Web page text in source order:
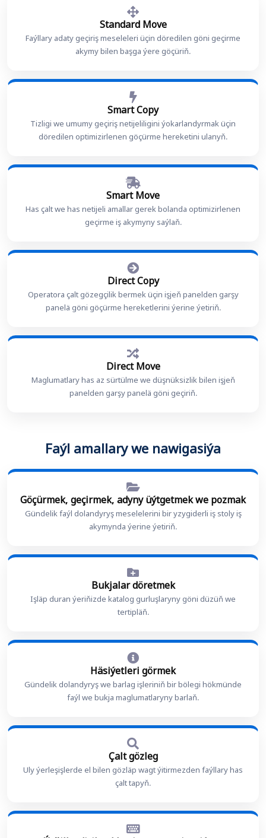
Standard Move
Faýllary adaty geçiriş meseleleri üçin döredilen göni geçirme
akymy bilen başga ýere göçüriň.
Smart Copy
Tizligi we umumy geçiriş netijeliligini ýokarlandyrmak üçin
döredilen optimizirlenen göçürme hereketini ulanyň.
Smart Move
Has çalt we has netijeli amallar gerek bolanda optimizirlenen
geçirme iş akymyny saýlaň.
Direct Copy
Operatora çalt gözegçilik bermek üçin işjeň panelden garşy
panelä göni göçürme hereketlerini ýerine ýetiriň.
Direct Move
Maglumatlary has az sürtülme we düşnüksizlik bilen işjeň
panelden garşy panelä göni geçiriň.
Faýl amallary we nawigasiýa
Göçürmek, geçirmek, adyny üýtgetmek we pozmak
Gündelik faýl dolandyryş meselelerini bir yzygiderli iş stoly iş
akymynda ýerine ýetiriň.
Bukjalar döretmek
Işläp duran ýeriňizde katalog gurluşlaryny göni düzüň we
tertipläň.
Häsiýetleri görmek
Gündelik dolandyryş we barlag işleriniň bir bölegi hökmünde
faýl we bukja maglumatlaryny barlaň.
Çalt gözleg
Uly ýerleşişlerde el bilen gözläp wagt ýitirmezden faýllary has
çalt tapyň.